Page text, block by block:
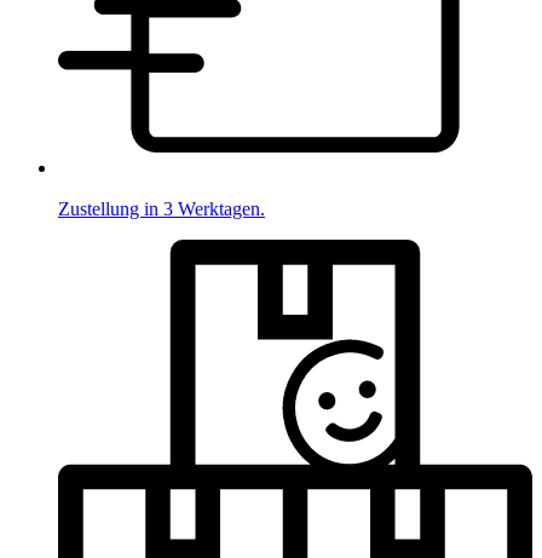
Zustellung in 3 Werktagen.